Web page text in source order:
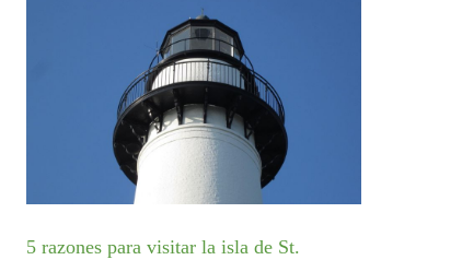
5 razones para visitar la isla de St.